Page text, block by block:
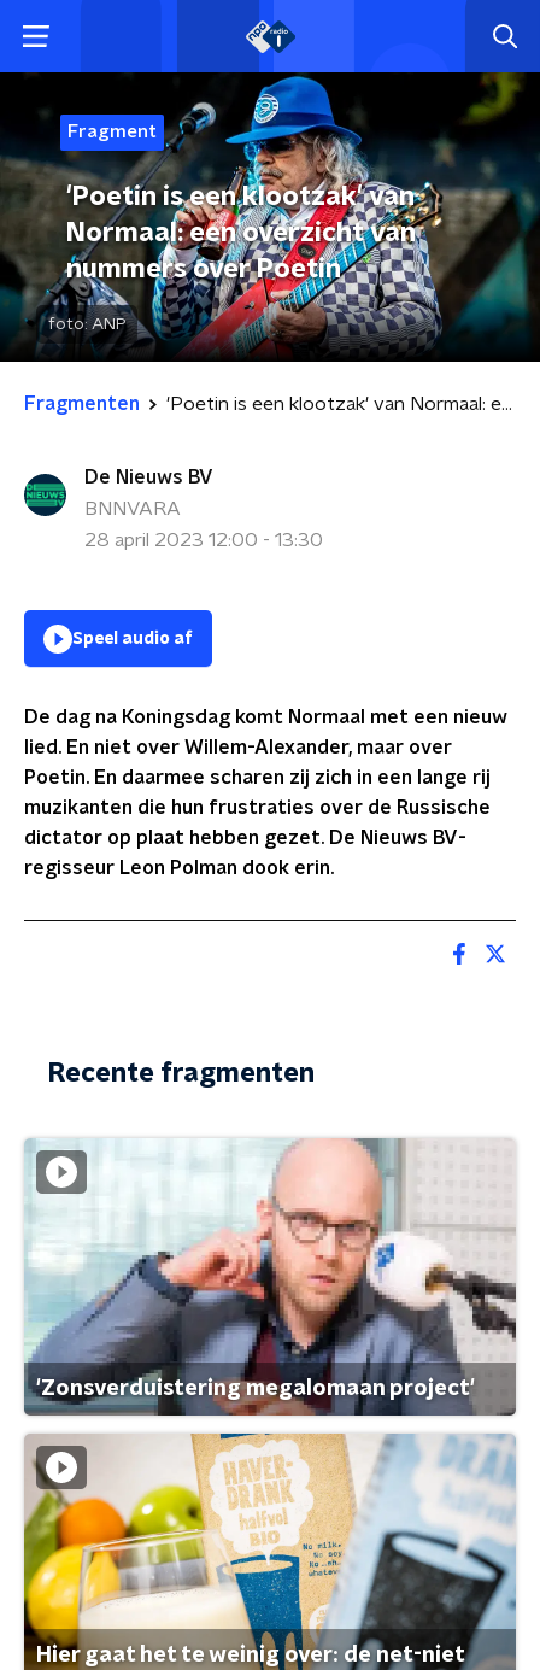
Fragment
'Poetin is een klootzak' van
Normaal: een overzicht van
nummers over Poetin
foto:ANP
Fragmenten 'Poetin is een klootzak' van Normaal: een overzicht van nummers over Poetin
De Nieuws BV
BNNVARA
28 april 2023 12:00 - 13:30
Speel audio af
De dag na Koningsdag komt Normaal met een nieuw
lied. En niet over Willem-Alexander, maar over
Poetin. En daarmee scharen zij zich in een lange rij
muzikanten die hun frustraties over de Russische
dictator op plaat hebben gezet. De Nieuws BV-
regisseur Leon Polman dook erin.
Recente fragmenten
'Zonsverduistering megalomaan project'
Hier gaat het te weinig over: de net-niet